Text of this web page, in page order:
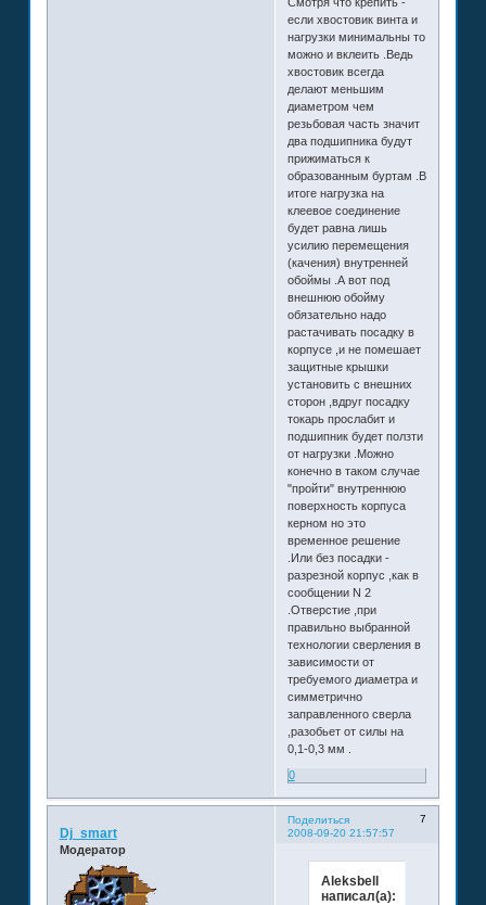
если хвостовик винта и
нагрузки минимальны то
можно и вклеить .Ведь
хвостовик всегда
делают меньшим
диаметром чем
резьбовая часть значит
два подшипника будут
прижиматься к
образованным буртам .В
итоге нагрузка на
клеевое соединение
будет равна лишь
усилию перемещения
(качения) внутренней
обоймы .А вот под
внешнюю обойму
обязательно надо
растачивать посадку в
корпусе ,и не помешает
защитные крышки
установить с внешних
сторон ,вдруг посадку
токарь прослабит и
подшипник будет ползти
от нагрузки .Можно
конечно в таком случае
"пройти" внутреннюю
поверхность корпуса
керном но это
временное решение
.Или без посадки -
разрезной корпус ,как в
сообщении N 2
.Отверстие ,при
правильно выбранной
технологии сверления в
зависимости от
требуемого диаметра и
симметрично
заправленного сверла
,разобьет от силы на
0,1-0,3 мм .
0
Поделиться
7
2008-09-20 21:57:57
Dj_smart
Модератор
Aleksbell
написал(а):